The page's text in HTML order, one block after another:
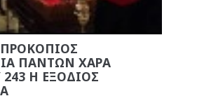
ΠΑΝΤΩΝ ΧΑΡΑ
Η ΕΞΟΔΙΟΣ